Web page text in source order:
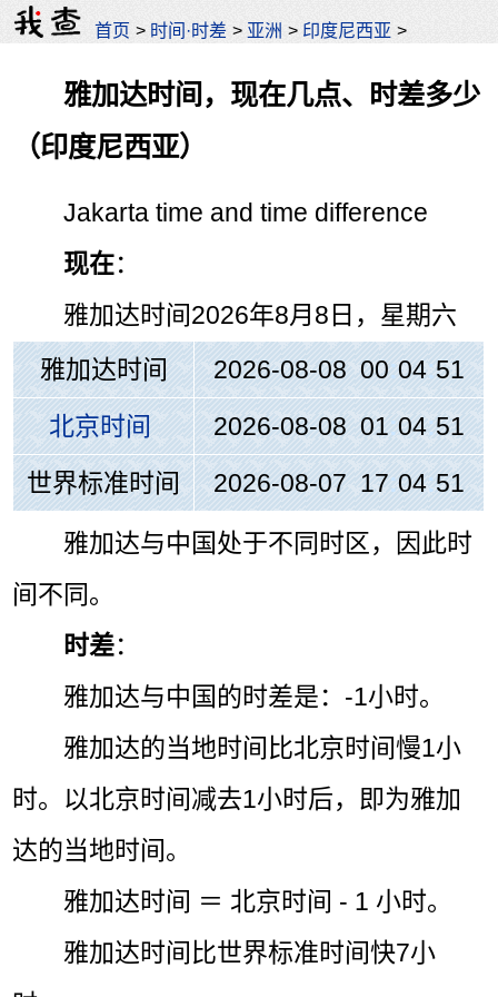
首页 > 时间·时差 > 亚洲 > 印度尼西亚 >
雅加达时间，现在几点、时差多少
（印度尼西亚）
Jakarta time and time difference
现在：
雅加达时间2026年8月8日，星期六
雅加达时间
2026-08-08 00 :04 51
北京时间
2026-08-08 01 04 51
世界标准时间
2026-08-07 17 :04 51
雅加达与中国处于不同时区，因此时
间不同。
时差：
雅加达与中国的时差是：-1小时。
雅加达的当地时间比北京时间慢1小
时。以北京时间减去1小时后，即为雅加
达的当地时间。
雅加达时间 ＝ 北京时间 - 1 小时。
雅加达时间比世界标准时间快7小